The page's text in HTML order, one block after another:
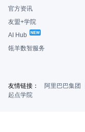
官方资讯
友盟+学院
AI Hub
瓴羊数智服务
友情链接： 阿里巴巴集团
起点学院